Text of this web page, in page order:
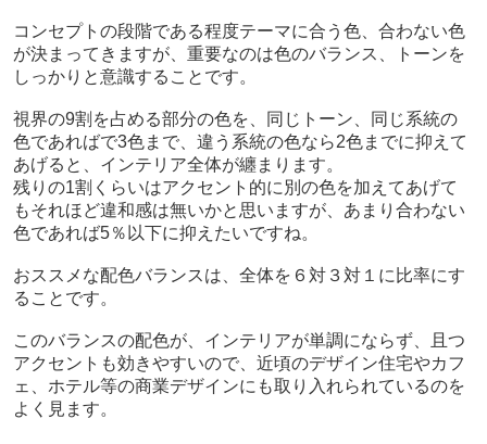
コンセプトの段階である程度テーマに合う色、合わない色
が決まってきますが、重要なのは色のバランス、トーンを
しっかりと意識することです。
視界の9割を占める部分の色を、同じトーン、同じ系統の
色であればで3色まで、違う系統の色なら2色までに抑えて
あげると、インテリア全体が纏まります。
残りの1割くらいはアクセント的に別の色を加えてあげて
もそれほど違和感は無いかと思いますが、あまり合わない
色であれば5％以下に抑えたいですね。
おススメな配色バランスは、全体を６対３対１に比率にす
ることです。
このバランスの配色が、インテリアが単調にならず、且つ
アクセントも効きやすいので、近頃のデザイン住宅やカフ
ェ、ホテル等の商業デザインにも取り入れられているのを
よく見ます。